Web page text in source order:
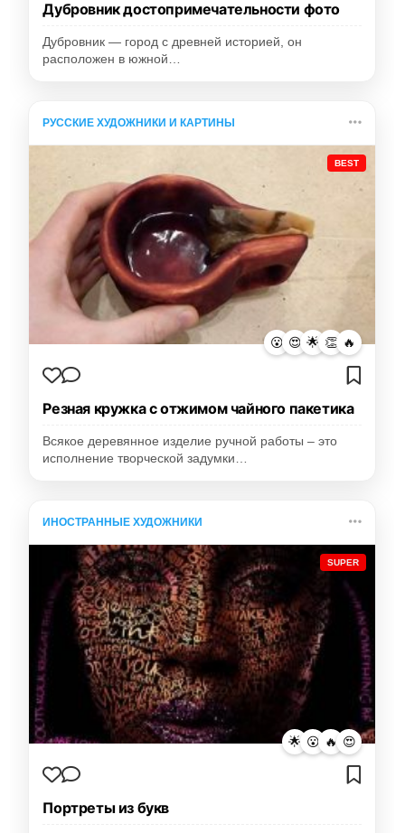
Дубровник достопримечательности фото
Дубровник — город с древней историей, он
расположен в южной…
РУССКИЕ ХУДОЖНИКИ И КАРТИНЫ
BEST
😮 😍 🌟 👏 🔥
Резная кружка с отжимом чайного пакетика
Всякое деревянное изделие ручной работы – это
исполнение творческой задумки…
ИНОСТРАННЫЕ ХУДОЖНИКИ
SUPER
🌟 😮 🔥 😍
Портреты из букв